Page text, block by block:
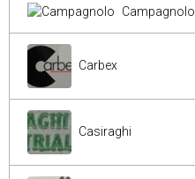
Campagnolo
Carbex
Casiraghi